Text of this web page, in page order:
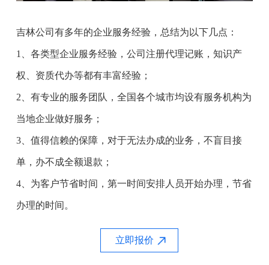
吉林公司有多年的企业服务经验，总结为以下几点：
1、各类型企业服务经验，公司注册代理记账，知识产
权、资质代办等都有丰富经验；
2、有专业的服务团队，全国各个城市均设有服务机构为
当地企业做好服务；
3、值得信赖的保障，对于无法办成的业务，不盲目接
单，办不成全额退款；
4、为客户节省时间，第一时间安排人员开始办理，节省
办理的时间。
立即报价